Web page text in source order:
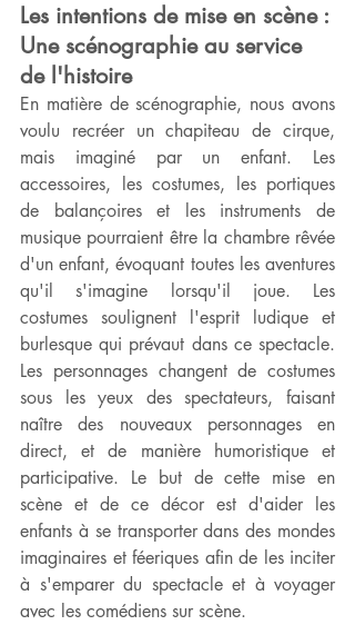
Les intentions de mise en scène :
Une scénographie au service
de l'histoire
En matière de scénographie, nous avons
voulu recréer un chapiteau de cirque,
mais imaginé par un enfant. Les
accessoires, les costumes, les portiques
de balançoires et les instruments de
musique pourraient être la chambre rêvée
d'un enfant, évoquant toutes les aventures
qu'il s'imagine lorsqu'il joue. Les
costumes soulignent l'esprit ludique et
burlesque qui prévaut dans ce spectacle.
Les personnages changent de costumes
sous les yeux des spectateurs, faisant
naître des nouveaux personnages en
direct, et de manière humoristique et
participative. Le but de cette mise en
scène et de ce décor est d'aider les
enfants à se transporter dans des mondes
imaginaires et féeriques afin de les inciter
à s'emparer du spectacle et à voyager
avec les comédiens sur scène.